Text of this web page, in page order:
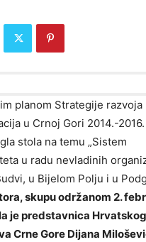
planom Strategije razvoja
u Crnoj Gori 2014.-
stola na temu „Sistem
u radu nevladinih
u Bijelom Polju i u
skupu održanom 2.
je predstavnica Hrvatskog
Crne Gore Dijana